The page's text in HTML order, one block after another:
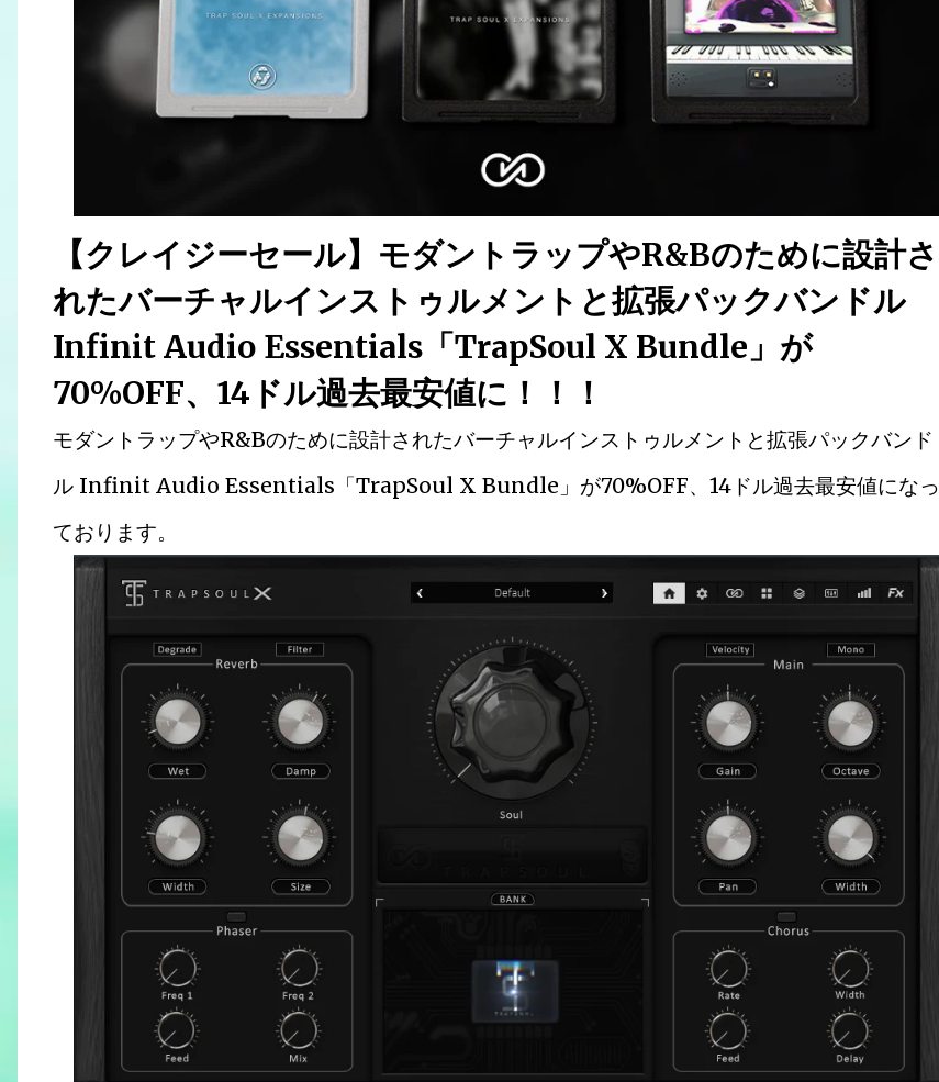
【クレイジーセール】モダントラップやR&Bのために設計さ
れたバーチャルインストゥルメントと拡張パックバンドル
Infinit Audio Essentials「TrapSoul X Bundle」が
70%OFF、14ドル過去最安値に！！！
モダントラップやR&Bのために設計されたバーチャルインストゥルメントと拡張パックバンド
ル Infinit Audio Essentials「TrapSoul X Bundle」が70%OFF、14ドル過去最安値になっ
ております。